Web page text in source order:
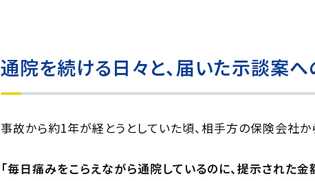
通院を続ける日々と、届いた示談案
事故から約1年が経とうとしていた頃、相手方の保険会社か
「毎日痛みをこらえながら通院しているのに、提示された